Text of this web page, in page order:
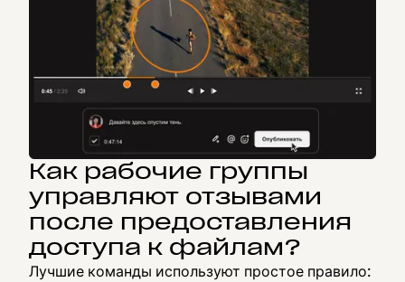
Как рабочие группы
управляют отзывами
после предоставления
доступа к файлам?
Лучшие команды используют простое правило: